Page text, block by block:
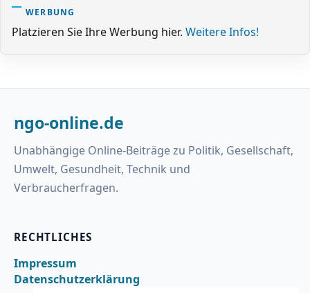
WERBUNG
Platzieren Sie Ihre Werbung hier. Weitere Infos!
ngo-online.de
Unabhängige Online-Beiträge zu Politik, Gesellschaft,
Umwelt, Gesundheit, Technik und
Verbraucherfragen.
RECHTLICHES
Impressum
Datenschutzerklärung